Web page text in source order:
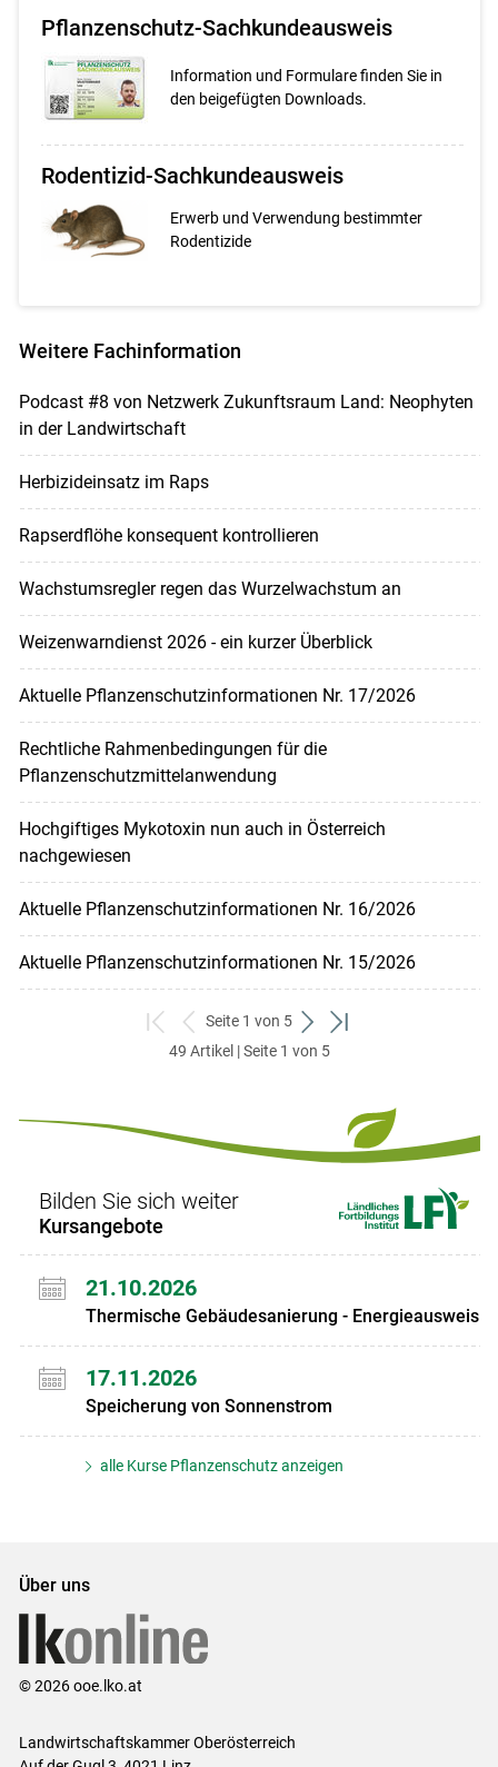
Pflanzenschutz-Sachkundeausweis
Information und Formulare finden Sie in
den beigefügten Downloads.
Rodentizid-Sachkundeausweis
Erwerb und Verwendung bestimmter
Rodentizide
Weitere Fachinformation
Podcast #8 von Netzwerk Zukunftsraum Land: Neophyten
in der Landwirtschaft
Herbizideinsatz im Raps
Rapserdflöhe konsequent kontrollieren
Wachstumsregler regen das Wurzelwachstum an
Weizenwarndienst 2026 - ein kurzer Überblick
Aktuelle Pflanzenschutzinformationen Nr. 17/2026
Rechtliche Rahmenbedingungen für die
Pflanzenschutzmittelanwendung
Hochgiftiges Mykotoxin nun auch in Österreich
nachgewiesen
Aktuelle Pflanzenschutzinformationen Nr. 16/2026
Aktuelle Pflanzenschutzinformationen Nr. 15/2026
zum
ersten
zurück
zum
Seite 1 von 5
weiter
zum
zum
49 Artikel | Seite 1 von 5
Bilden Sie sich weiter
Kursangebote
21.10.2026
Thermische Gebäudesanierung - Energieausweis
17.11.2026
Speicherung von Sonnenstrom
alle Kurse Pflanzenschutz anzeigen
Über uns
© 2026 ooe.lko.at
Landwirtschaftskammer Oberösterreich